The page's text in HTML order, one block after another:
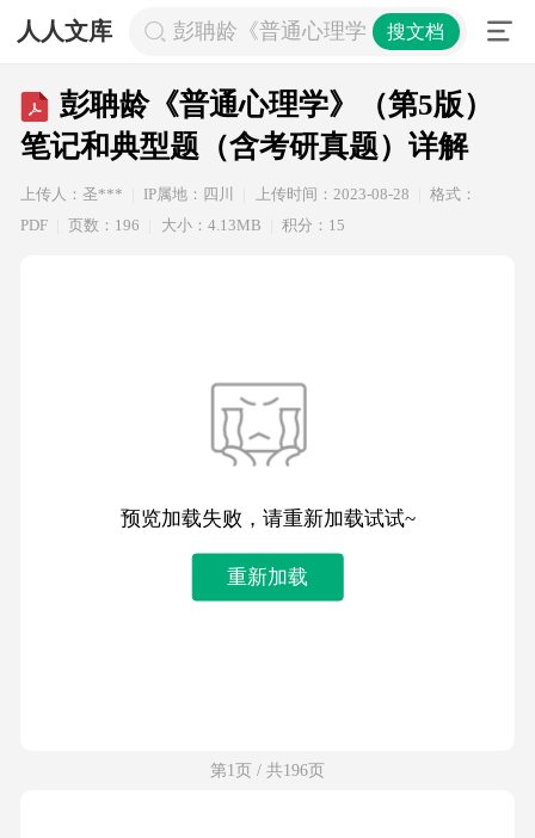
人人文库 彭聃龄《普通心理学》（第5版）笔
搜文档
彭聃龄《普通心理学》（第5版）
笔记和典型题（含考研真题）详解
上传人：圣*** IP属地：四川 上传时间：2023-08-28
格式：
PDF
页数：196 大小：4.13MB 积分：15
预览加载失败，请重新加载试试~
重新加载
第1页 / 共196页